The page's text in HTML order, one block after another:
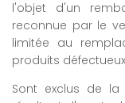
l'objet d'un
reconnue par le
limitée au
produits
Sont exclus de